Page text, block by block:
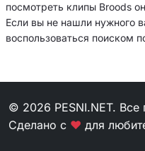
посмотреть клипы Broods
Если вы не нашли нужного
воспользоваться поиском
© 2026 PESNI.NET.
Сделано с ❤ для